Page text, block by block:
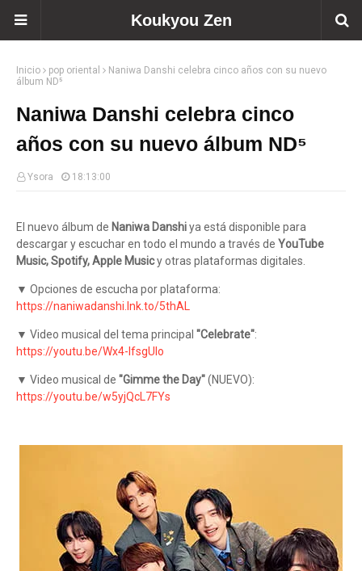
Koukyou Zen
Inicio pop oriental
Naniwa Danshi celebra cinco años con su nuevo
álbum ND⁵
Naniwa Danshi celebra cinco
años con su nuevo álbum ND⁵
Ysora 18:13:00
El nuevo álbum de Naniwa Danshiya está disponible para
descargar y escuchar en todo el mundo a través de YouTube
Music, Spotify, Apple Musicy otras plataformas digitales.
▼ Opciones de escucha por plataforma:
https://naniwadanshi.lnk.to/5thAL
▼ Video musical del tema principal "Celebrate":
https://youtu.be/Wx4-lfsgUlo
▼ Video musical de "Gimme the Day"(NUEVO):
https://youtu.be/w5yjQcL7FYs